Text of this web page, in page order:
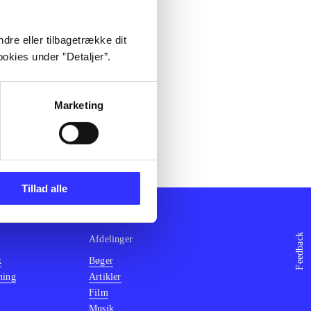
eller tilbagetrække dit
under ”Detaljer”.
Marketing
Tillad alle
Feedback
Afdelinger
Bøger
Artikler
Film
Musik